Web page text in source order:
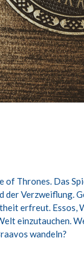
of Thrones. Das
der Verzweiflung.
erfreut. Essos,
einzutauchen.
wandeln?